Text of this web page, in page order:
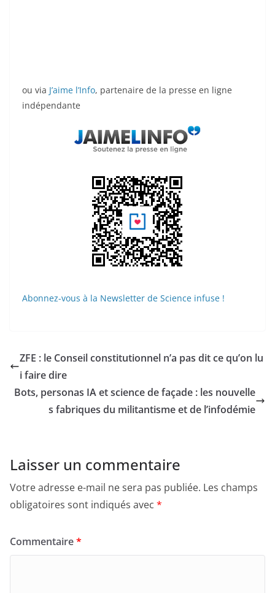
ou via J’aime l’Info, partenaire de la presse en ligne
indépendante
Abonnez-vous à la Newsletter de Science infuse !
ZFE : le Conseil constitutionnel n’a pas dit ce qu’on lu
i faire dire
Bots, personas IA et science de façade : les nouvelle
s fabriques du militantisme et de l’infodémie
Laisser un commentaire
Votre adresse e-mail ne sera pas publiée. Les champs
obligatoires sont indiqués avec *
Commentaire*